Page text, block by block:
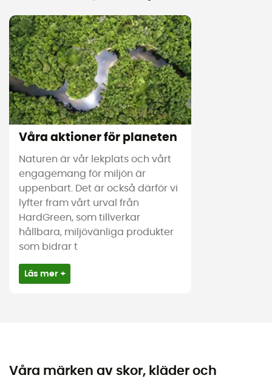
Våra aktioner för planeten
Naturen är vår lekplats och vårt
engagemang för miljön är
uppenbart. Det är också därför vi
lyfter fram vårt urval från
HardGreen, som tillverkar
hållbara, miljövänliga produkter
som bidrar t
Läs mer +
Våra märken av skor, kläder och